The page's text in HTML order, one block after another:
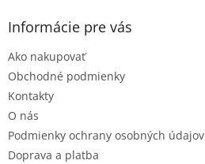
y
Informácie pre vás
Ako nakupovať
Obchodné podmienky
Kontakty
O nás
Podmienky ochrany osobných údajov
Doprava a platba